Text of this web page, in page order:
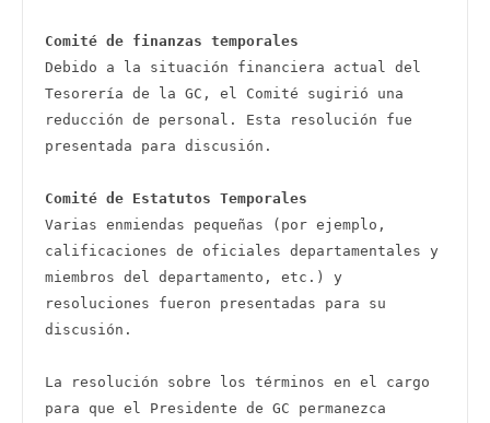
Comité de finanzas temporales
Debido a la situación financiera actual del
Tesorería de la GC, el Comité sugirió una
reducción de personal. Esta resolución fue
presentada para discusión.
Comité de Estatutos Temporales
Varias enmiendas pequeñas (por ejemplo,
calificaciones de oficiales departamentales y
miembros del departamento, etc.) y
resoluciones fueron presentadas para su
discusión.
La resolución sobre los términos en el cargo
para que el Presidente de GC permanezca